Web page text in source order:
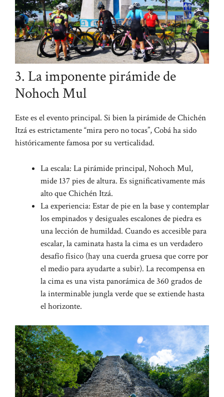
3. La imponente pirámide de
Nohoch Mul
Este es el evento principal. Si bien la pirámide de Chichén
Itzá es estrictamente “mira pero no tocas”, Cobá ha sido
históricamente famosa por su verticalidad.
La escala: La pirámide principal, Nohoch Mul,
mide 137 pies de altura. Es significativamente más
alto que Chichén Itzá.
La experiencia: Estar de pie en la base y contemplar
los empinados y desiguales escalones de piedra es
una lección de humildad. Cuando es accesible para
escalar, la caminata hasta la cima es un verdadero
desafío físico (hay una cuerda gruesa que corre por
el medio para ayudarte a subir). La recompensa en
la cima es una vista panorámica de 360 ​​grados de
la interminable jungla verde que se extiende hasta
el horizonte.